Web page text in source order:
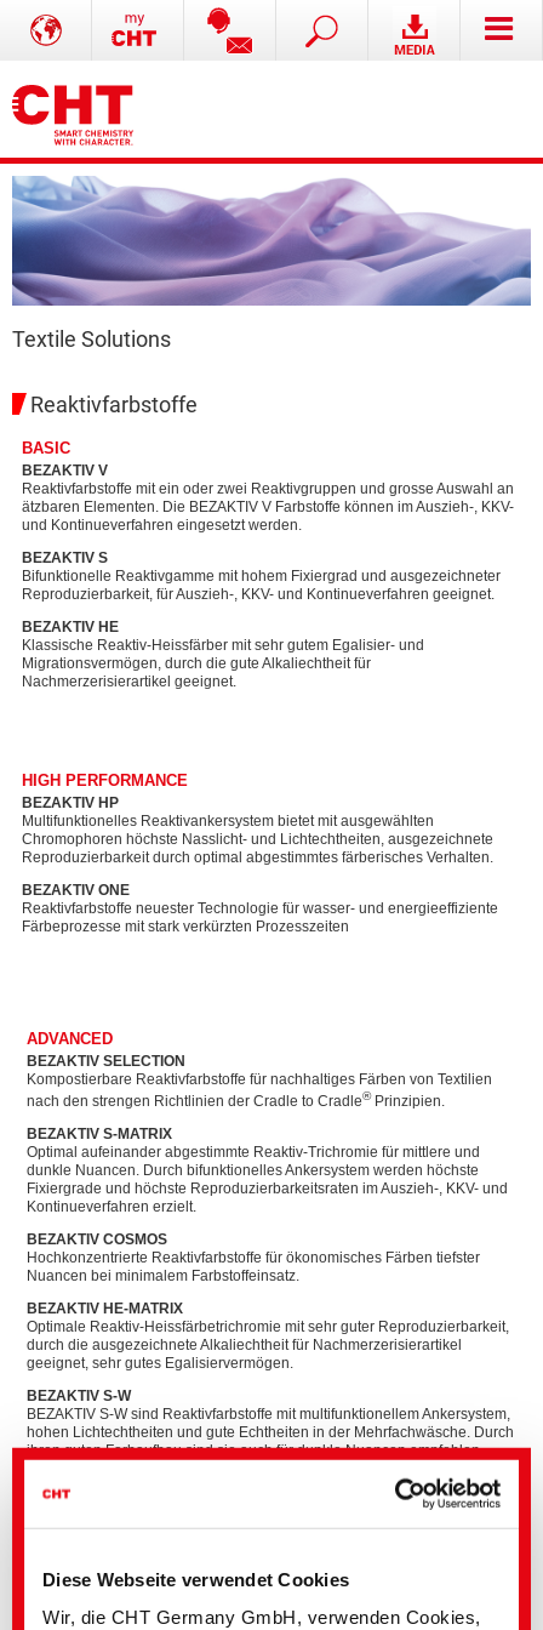
Diese Webseite verwendet Cookies
Wir, die CHT Germany GmbH, verwenden Cookies,
Textile Solutions
Reaktivfarbstoffe
BASIC
BEZAKTIV V
Reaktivfarbstoffe mit ein oder zwei Reaktivgruppen und grosse Auswahl an
ätzbaren Elementen. Die BEZAKTIV V Farbstoffe können im Auszieh-, KKV-
und Kontinueverfahren eingesetzt werden.
BEZAKTIV S
Bifunktionelle Reaktivgamme mit hohem Fixiergrad und ausgezeichneter
Reproduzierbarkeit, für Auszieh-, KKV- und Kontinueverfahren geeignet.
BEZAKTIV HE
Klassische Reaktiv-Heissfärber mit sehr gutem Egalisier- und
Migrationsvermögen, durch die gute Alkaliechtheit für
Nachmerzerisierartikel geeignet.
HIGH PERFORMANCE
BEZAKTIV HP
Multifunktionelles Reaktivankersystem bietet mit ausgewählten
Chromophoren höchste Nasslicht- und Lichtechtheiten, ausgezeichnete
Reproduzierbarkeit durch optimal abgestimmtes färberisches Verhalten.
BEZAKTIV ONE
Reaktivfarbstoffe neuester Technologie für wasser- und energieeffiziente
Färbeprozesse mit stark verkürzten Prozesszeiten
ADVANCED
BEZAKTIV SELECTION
Kompostierbare Reaktivfarbstoffe für nachhaltiges Färben von Textilien
nach den strengen Richtlinien der Cradle to Cradle®Prinzipien.
BEZAKTIV S-MATRIX
Optimal aufeinander abgestimmte Reaktiv-Trichromie für mittlere und
dunkle Nuancen. Durch bifunktionelles Ankersystem werden höchste
Fixiergrade und höchste Reproduzierbarkeitsraten im Auszieh-, KKV- und
Kontinueverfahren erzielt.
BEZAKTIV COSMOS
Hochkonzentrierte Reaktivfarbstoffe für ökonomisches Färben tiefster
Nuancen bei minimalem Farbstoffeinsatz.
BEZAKTIV HE-MATRIX
Optimale Reaktiv-Heissfärbetrichromie mit sehr guter Reproduzierbarkeit,
durch die ausgezeichnete Alkaliechtheit für Nachmerzerisierartikel
geeignet, sehr gutes Egalisiervermögen.
BEZAKTIV S-W
BEZAKTIV S-W sind Reaktivfarbstoffe mit multifunktionellem Ankersystem,
hohen Lichtechtheiten und gute Echtheiten in der Mehrfachwäsche. Durch
ihren guten Farbaufbau sind sie auch für dunkle Nuancen empfohlen.
sowie in der Kontinuefärberei.
BEZAKTIV WO
Schwermetallfreie, multifunktionelle Reaktivfarbstoffe für das Färben von
Wolle und Superwash Wolle, sehr gute Überfärbeechtheit und höchstes
Nassechtheitsniveau auch in dunklen Nuancen.